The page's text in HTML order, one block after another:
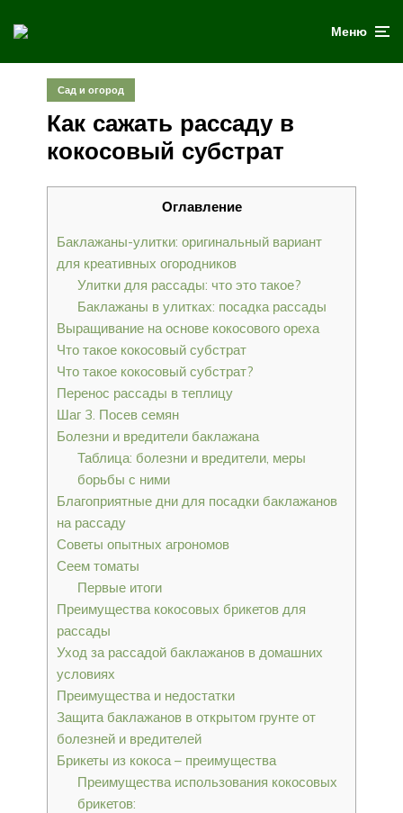
Меню
Сад и огород
Как сажать рассаду в
кокосовый субстрат
Оглавление
Баклажаны-улитки: оригинальный вариант
для креативных огородников
Улитки для рассады: что это такое?
Баклажаны в улитках: посадка рассады
Выращивание на основе кокосового ореха
Что такое кокосовый субстрат
Что такое кокосовый субстрат?
Перенос рассады в теплицу
Шаг 3. Посев семян
Болезни и вредители баклажана
Таблица: болезни и вредители, меры
борьбы с ними
Благоприятные дни для посадки баклажанов
на рассаду
Советы опытных агрономов
Сеем томаты
Первые итоги
Преимущества кокосовых брикетов для
рассады
Уход за рассадой баклажанов в домашних
условиях
Преимущества и недостатки
Защита баклажанов в открытом грунте от
болезней и вредителей
Брикеты из кокоса – преимущества
Преимущества использования кокосовых
брикетов: